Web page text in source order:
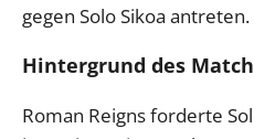
gegen Solo Sikoa antreten.
Hintergrund des
Roman Reigns forderte